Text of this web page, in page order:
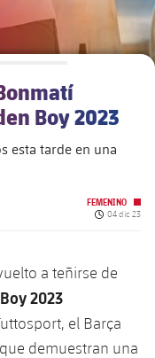
Boy 2023
esta tarde en una
FEMENINO
Fecha de
04 dic 23
a teñirse de
2023
el Barça
demuestran una